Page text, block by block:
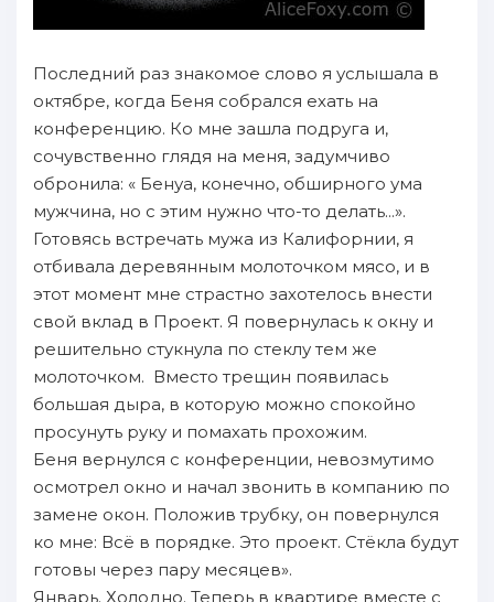
Последний раз знакомое слово я услышала в
октябре, когда Беня собрался ехать на
конференцию. Ко мне зашла подруга и,
сочувственно глядя на меня, задумчиво
обронила: « Бенуа, конечно, обширного ума
мужчина, но с этим нужно что-то делать...».
Готовясь встречать мужа из Калифорнии, я
отбивала деревянным молоточком мясо, и в
этот момент мне страстно захотелось внести
свой вклад в Проект. Я повернулась к окну и
решительно стукнула по стеклу тем же
молоточком. Вместо трещин появилась
большая дыра, в которую можно спокойно
просунуть руку и помахать прохожим.
Беня вернулся с конференции, невозмутимо
осмотрел окно и начал звонить в компанию по
замене окон. Положив трубку, он повернулся
ко мне: Всё в порядке. Это проект. Стёкла будут
готовы через пару месяцев».
Январь. Холодно. Теперь в квартире вместе с